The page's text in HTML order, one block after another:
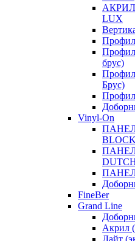
LUX
брус)
Брус)
Vinyl-On
FineBer
Grand Line
Акрил
Лайт